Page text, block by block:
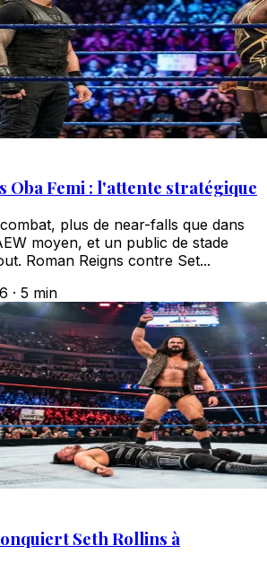
Oba Femi : l'attente stratégique
plus de near-falls que dans
moyen, et un public de stade
Roman Reigns contre Set...
· 5 min
Seth Rollins à